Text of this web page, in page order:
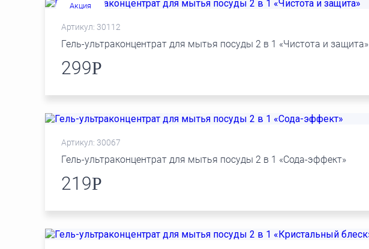
Акция
Артикул: 30112
Гель-ультраконцентрат для мытья посуды 2 в 1 «Чистота и защита»
299Р
Артикул: 30067
Гель-ультраконцентрат для мытья посуды 2 в 1 «Сода-эффект»
219Р